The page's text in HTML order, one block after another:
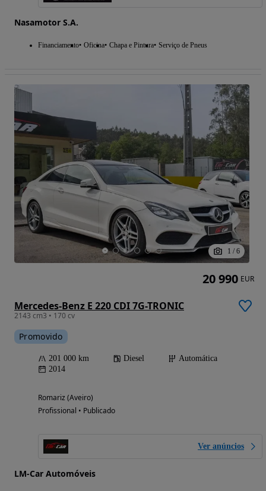
Nasamotor S.A.
Financiamento Oficina Chapa e Pintura Serviço de Pneus
1 / 6
Mercedes-Benz E 220 CDI 7G-TRONIC
2143 cm3 • 170 cv
Promovido
201 000 km Diesel
Automática
2014
Romariz (Aveiro)
Profissional • Publicado
Ver anúncios
LM-Car Automóveis
20 990 EUR